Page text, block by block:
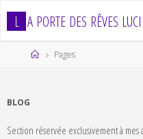
L A PORTE DES RÊVES LUCI
HomePages
BLOG
Section réservée exclusivement à